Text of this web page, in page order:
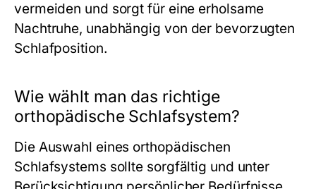
vermeiden und sorgt für eine erholsame
Nachtruhe, unabhängig von der bevorzugten
Schlafposition.
Wie wählt man das richtige
orthopädische Schlafsystem?
Die Auswahl eines orthopädischen
Schlafsystems sollte sorgfältig und unter